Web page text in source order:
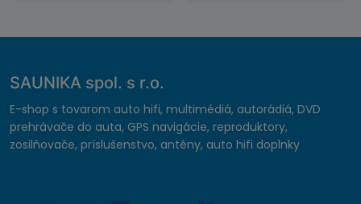
SAUNIKA spol. s r.o.
E-shop s tovarom auto hifi, multimédiá, autorádiá, DVD
prehrávače do auta, GPS navigácie, reproduktory,
zosilňovače, príslušenstvo, antény, auto hifi doplnky